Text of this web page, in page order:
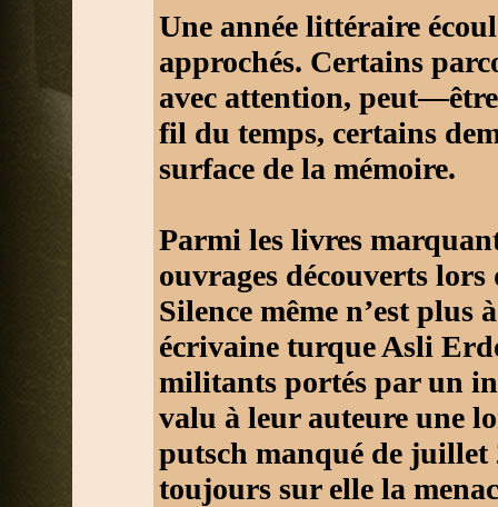
Une année littéraire
approchés. Certains
avec attention,
fil du temps, certains
surface de la mémoire.
Parmi les livres
ouvrages découverts
Silence même n’est
écrivaine turque Asli
militants portés par un
valu à leur auteure une
putsch manqué de
toujours sur elle la